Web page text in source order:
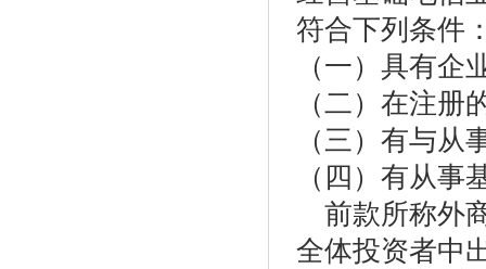
符合下列条件
（一）具有企
（二）在注
（三）有与
（四）有从
前款所称外
全体投资者中